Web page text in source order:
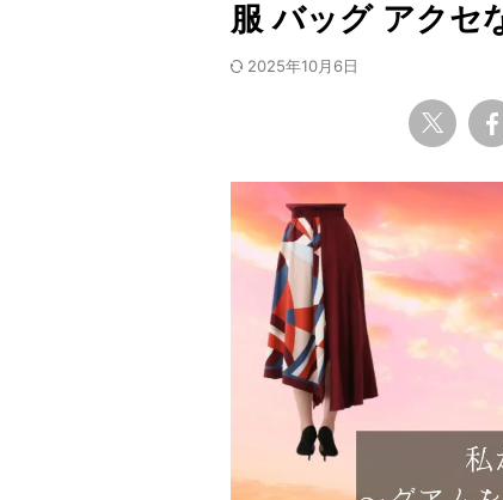
服 バッグ アクセ
2025年10月6日